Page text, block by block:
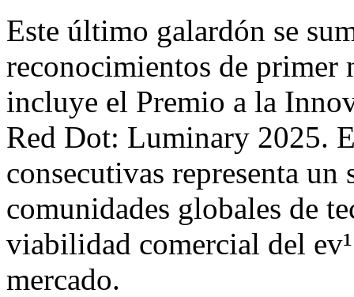
Este último galardón se
reconocimientos de
incluye el Premio a la
Red Dot: Luminary 2025.
consecutivas representa un
comunidades globales de
viabilidad comercial del
mercado.